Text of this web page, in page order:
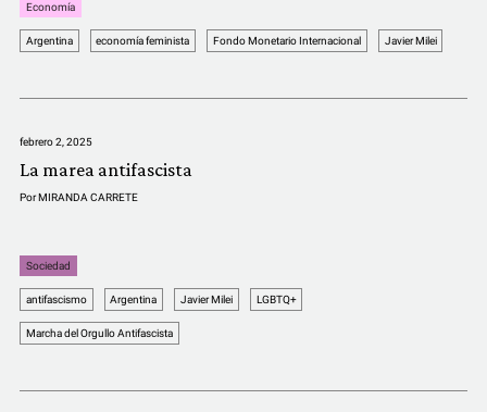
Economía
Argentina economía feminista Fondo Monetario Internacional Javier Milei
febrero 2, 2025
La marea antifascista
PorMIRANDA CARRETE
Sociedad
antifascismo Argentina Javier Milei LGBTQ+
Marcha del Orgullo Antifascista